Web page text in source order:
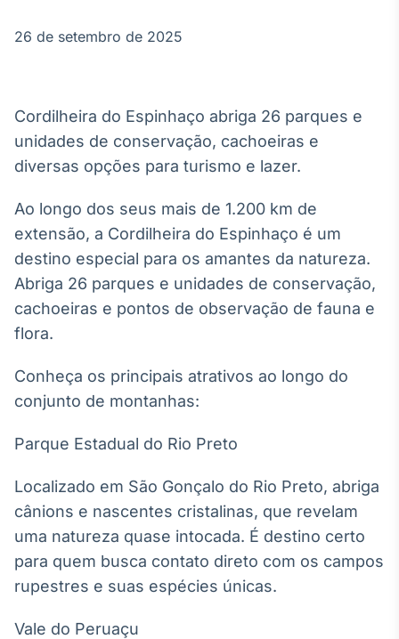
Broadcast
tempo real
Broadcast
Energia
O setor de
Plataforma para
personalizados
Soluções de Dados
e Conteúdos
Broadcast
OTC
Plataforma para
26 de setembro de 2025
Cordilheira do Espinhaço abriga 26 parques e
unidades de conservação, cachoeiras e
diversas opções para turismo e lazer.
Ao longo dos seus mais de 1.200 km de
extensão, a Cordilheira do Espinhaço é um
destino especial para os amantes da natureza.
Abriga 26 parques e unidades de conservação,
cachoeiras e pontos de observação de fauna e
flora.
Conheça os principais atrativos ao longo do
conjunto de montanhas:
Parque Estadual do Rio Preto
Localizado em São Gonçalo do Rio Preto, abriga
cânions e nascentes cristalinas, que revelam
uma natureza quase intocada. É destino certo
para quem busca contato direto com os campos
rupestres e suas espécies únicas.
Vale do Peruaçu